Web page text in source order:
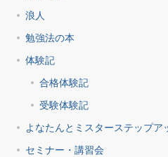
浪人
勉強法の本
体験記
合格体験記
受験体験記
よなたんとミスターステップア
セミナー・講習会